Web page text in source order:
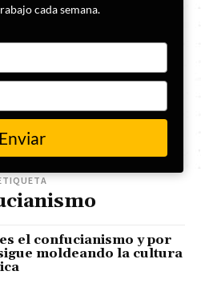
el confucianismo y por
moldeando la cultura
cada semana.
Enviar